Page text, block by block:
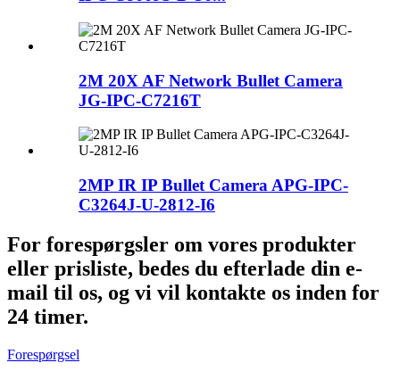
2M 20X AF Network Bullet Camera
JG-IPC-C7216T
2MP IR IP Bullet Camera APG-IPC-
C3264J-U-2812-I6
For forespørgsler om vores produkter
eller prisliste, bedes du efterlade din e-
mail til os, og vi vil kontakte os inden for
24 timer.
Forespørgsel